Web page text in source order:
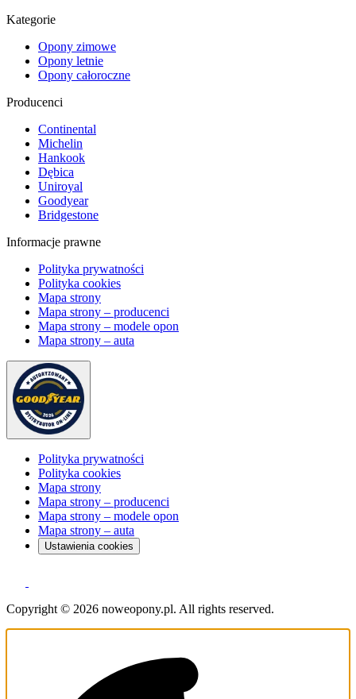
Kategorie
Opony zimowe
Opony letnie
Opony całoroczne
Producenci
Continental
Michelin
Hankook
Dębica
Uniroyal
Goodyear
Bridgestone
Informacje prawne
Polityka prywatności
Polityka cookies
Mapa strony
Mapa strony – producenci
Mapa strony – modele opon
Mapa strony – auta
Polityka prywatności
Polityka cookies
Mapa strony
Mapa strony – producenci
Mapa strony – modele opon
Mapa strony – auta
Ustawienia cookies
Copyright © 2026 noweopony.pl. All rights reserved.